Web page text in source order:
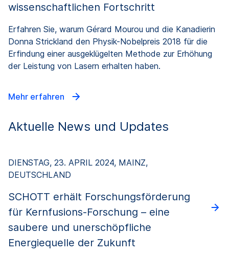
wissenschaftlichen Fortschritt
Erfahren Sie, warum Gérard Mourou und die Kanadierin
Donna Strickland den Physik-Nobelpreis 2018 für die
Erfindung einer ausgeklügelten Methode zur Erhöhung
der Leistung von Lasern erhalten haben.
Mehr erfahren
Aktuelle News und Updates
DIENSTAG, 23. APRIL 2024, MAINZ,
DEUTSCHLAND
SCHOTT erhält Forschungsförderung
für Kernfusions-Forschung – eine
saubere und unerschöpfliche
Energiequelle der Zukunft